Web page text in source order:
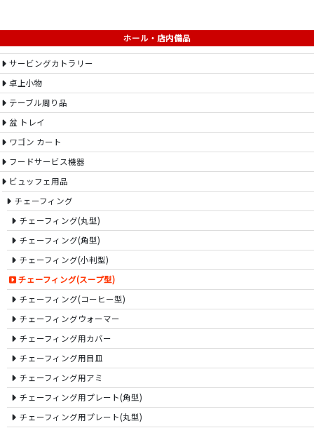
ホール・店内備品
サービングカトラリー
卓上小物
テーブル周り品
盆 トレイ
ワゴン カート
フードサービス機器
ビュッフェ用品
チェーフィング
チェーフィング(丸型)
チェーフィング(角型)
チェーフィング(小判型)
チェーフィング(スープ型)
チェーフィング(コーヒー型)
チェーフィングウォーマー
チェーフィング用カバー
チェーフィング用目皿
チェーフィング用アミ
チェーフィング用プレート(角型)
チェーフィング用プレート(丸型)